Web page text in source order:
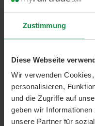
Zustimmung
Diese Webseite
Wir verwenden
personalisieren,
und die Zugriffe auf
geben wir
unsere Partner für
Filter hinzufügen:
min. 5/5